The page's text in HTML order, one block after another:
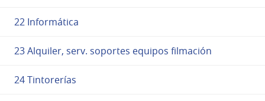
22 Informática
23 Alquiler, serv. soportes equipos filmación
24 Tintorerías